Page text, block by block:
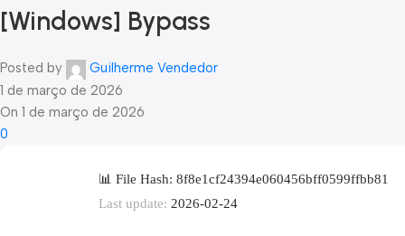
[Windows] Bypass
Posted by
Guilherme Vendedor
1 de março de 2026
On 1 de março de 2026
0
📊 File Hash: 8f8e1cf24394e060456bff0599ffbb81
Last update: 2026-02-24